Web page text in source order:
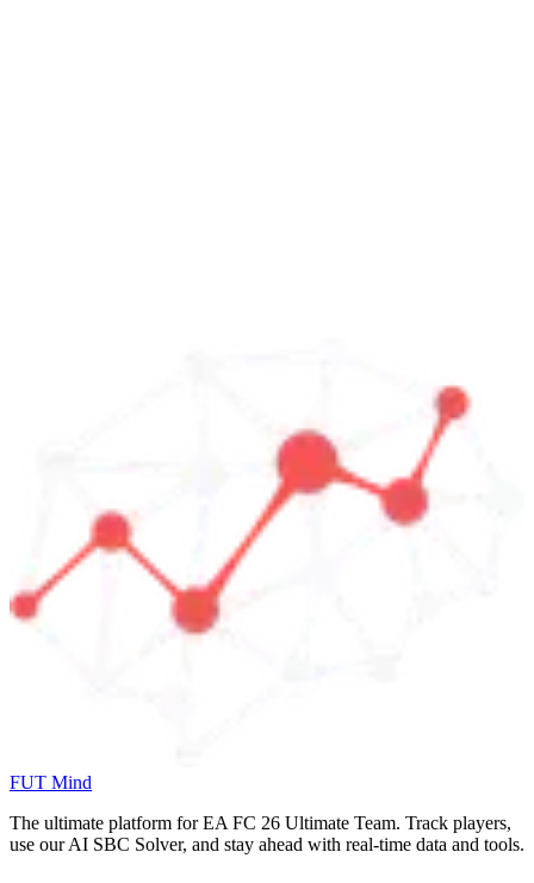
FUT Mind
The ultimate platform for EA FC 26 Ultimate Team. Track players,
use our AI SBC Solver, and stay ahead with real-time data and tools.